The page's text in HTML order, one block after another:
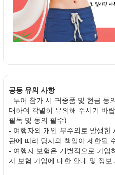
공동 유의 사항
- 투어 참가 시 귀중품 및 현금 등
대하여 각별히 유의해 주시기 바
필독 및 동의 필수)
- 여행자의 개인 부주의로 발생
관에 따라 당사의 책임이 제한될
- 여행자 보험은 개별적으로 가입
자 보험 가입에 대한 안내 및 정